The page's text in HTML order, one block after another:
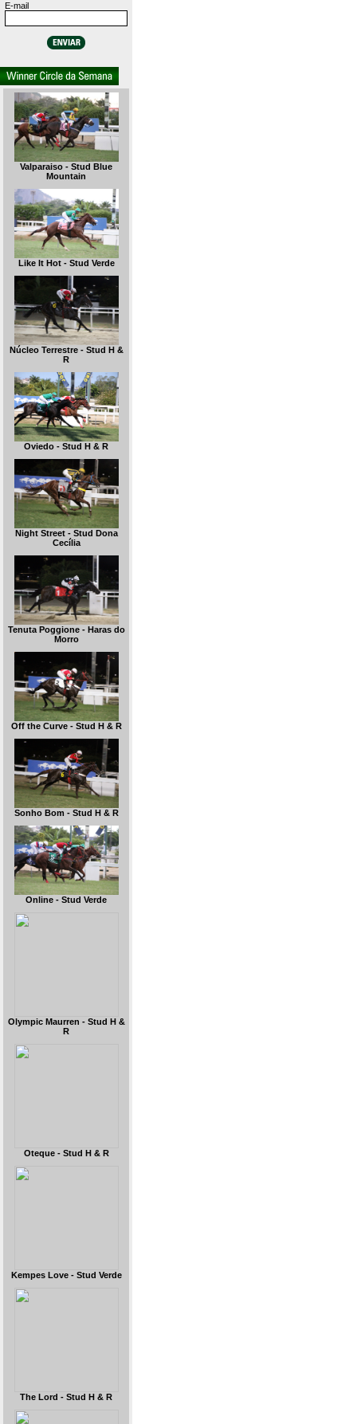
E-mail
Valparaiso - Stud Blue
Mountain
Like It Hot - Stud Verde
Núcleo Terrestre - Stud H &
R
Oviedo - Stud H & R
Night Street - Stud Dona
Cecília
Tenuta Poggione - Haras do
Morro
Off the Curve - Stud H & R
Sonho Bom - Stud H & R
Online - Stud Verde
Olympic Maurren - Stud H &
R
Oteque - Stud H & R
Kempes Love - Stud Verde
The Lord - Stud H & R